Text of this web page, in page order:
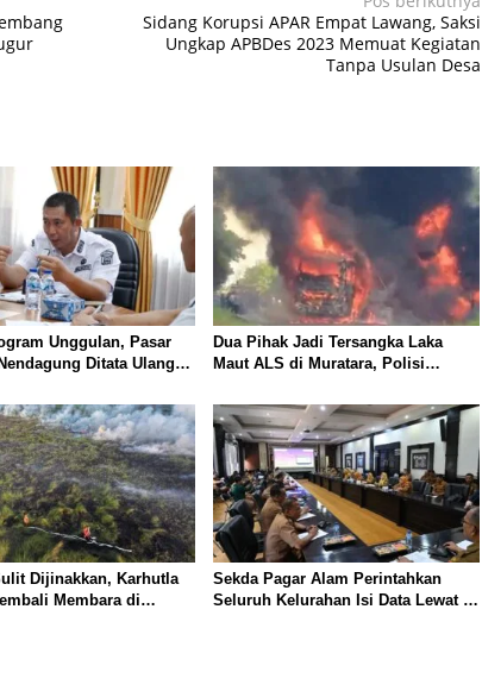
Sidang Korupsi APAR Empat Lawang, Saksi
Ungkap APBDes 2023 Memuat Kegiatan
Tanpa Usulan Desa
Unggulan, Pasar
Ditata Ulang,
Dua Pihak Jadi Tersangka Laka
Maut ALS di Muratara, Polisi
Dijinakkan, Karhutla
Membara di
Sekda Pagar Alam Perintahkan
Seluruh Kelurahan Isi Data Lewat Si